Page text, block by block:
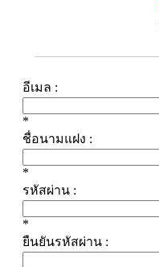
อีเมล :
*
ชื่อนามแฝง :
*
รหัสผ่าน :
*
ยืนยันรหัสผ่าน :